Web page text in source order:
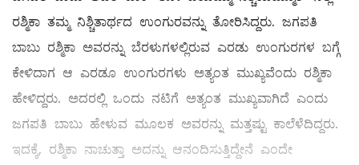
ರಶ್ಮಿಕಾ ತಮ್ಮ ನಿಶ್ಚಿತಾರ್ಥದ ಉಂಗುರವನ್ನು ತೋರಿಸಿದ್ದರು. ಜಗಪತಿ
ಬಾಬು ರಶ್ಮಿಕಾ ಅವರನ್ನು ಬೆರಳುಗಳಲ್ಲಿರುವ ಎರಡು ಉಂಗುರಗಳ ಬಗ್ಗೆ
ಕೇಳಿದಾಗ ಆ ಎರಡೂ ಉಂಗುರಗಳು ಅತ್ಯಂತ ಮುಖ್ಯವೆಂದು ರಶ್ಮಿಕಾ
ಹೇಳಿದ್ದರು. ಅದರಲ್ಲಿ ಒಂದು ನಟಿಗೆ ಅತ್ಯಂತ ಮುಖ್ಯವಾಗಿದೆ ಎಂದು
ಜಗಪತಿ ಬಾಬು ಹೇಳುವ ಮೂಲಕ ಅವರನ್ನು ಮತ್ತಷ್ಟು ಕಾಲೆಳೆದಿದ್ದರು.
ಇದಕ್ಕೆ, ರಶ್ಮಿಕಾ ನಾಚುತ್ತಾ ಅದನ್ನು ಆನಂದಿಸುತ್ತಿದ್ದೇನೆ ಎಂದೇ